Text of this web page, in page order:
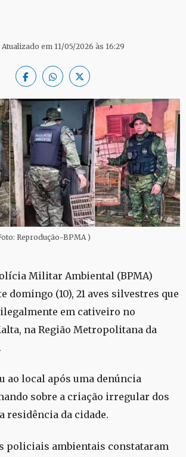
em 11/05/2026 às 16:29
Reprodução-BPMA )
Militar Ambiental (BPMA)
domingo (10), 21 aves silvestres que
em cativeiro no
na Região Metropolitana da
ao local após uma denúncia
sobre a criação irregular dos
residência da cidade.
policiais ambientais constataram